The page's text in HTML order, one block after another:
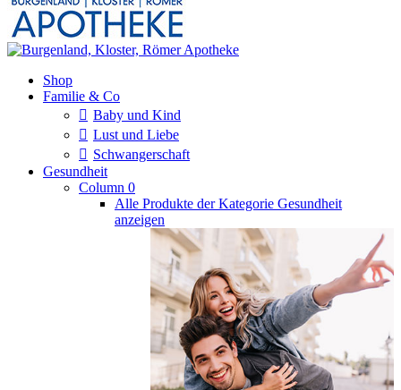
Shop
Familie & Co
Baby und Kind
Lust und Liebe
Schwangerschaft
Gesundheit
Column 0
Alle Produkte der Kategorie Gesundheit
anzeigen